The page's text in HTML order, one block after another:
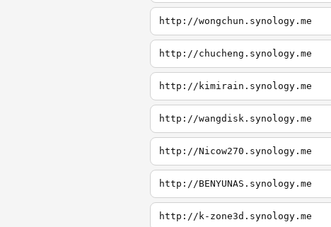
http://wongchun.synology.me
http://chucheng.synology.me
http://kimirain.synology.me
http://wangdisk.synology.me
http://Nicow270.synology.me
http://BENYUNAS.synology.me
http://k-zone3d.synology.me